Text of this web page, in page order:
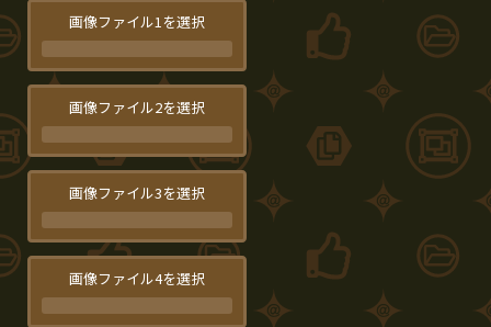
画像ファイル1を選択
画像ファイル2を選択
画像ファイル3を選択
画像ファイル4を選択